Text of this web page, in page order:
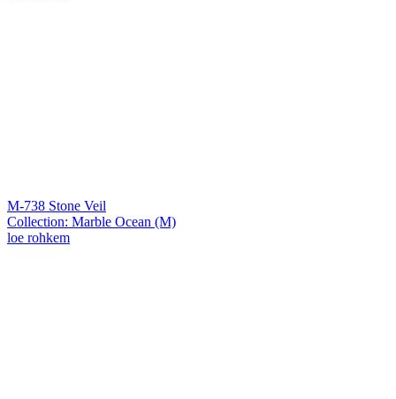
M-738 Stone Veil
Collection: Marble Ocean (M)
loe rohkem